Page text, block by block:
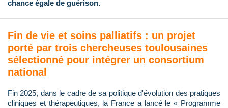
chance égale de guérison.
Fin de vie et soins palliatifs : un projet
porté par trois chercheuses toulousaines
sélectionné pour intégrer un consortium
national
Fin 2025, dans le cadre de sa politique d'évolution des pratiques
cliniques et thérapeutiques, la France a lancé le « Programme